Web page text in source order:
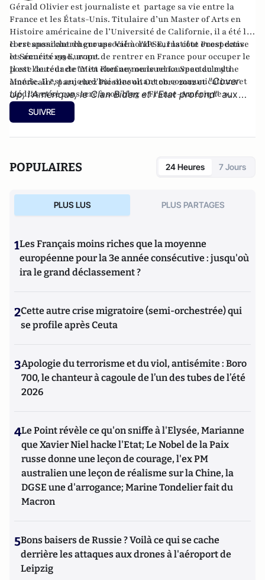
Gérald Olivier est journaliste et partage sa vie entre la
France et les États-Unis. Titulaire d’un Master of Arts en
Histoire américaine de l’Université de Californie, il a été le
correspondant du groupe Valmonde sur la côte ouest dans
les années 1990, avant de rentrer en France pour occuper le
poste de rédacteur en chef au mensuel Le Spectacle du
Monde. Il est aujourd'hui consultant en communications et
médias et se consacre à sonblog « France-Amérique ».
Il est aussi chercheur associé à l'IPSE, Institut Prospective
et Sécurité en Europe.
Il est l'auteur de"Mitt Romney ou le renouveau du mythe
américain", paru chez Picollec on Octobre 2012 et "Cover
Up, l'Amérique, le Clan Biden et l'Etat profond" aux
éditions Konfident.
SUIVRE
POPULAIRES 24 Heures 7 Jours
PLUS LUS PLUS PARTAGES
1Les Français moins riches que la moyenne
européenne pour la 3e année consécutive : jusqu'où
ira le grand déclassement ?
2Cette autre crise migratoire (semi-orchestrée) qui
se profile après Ceuta
3Apologie du terrorisme et du viol, antisémite : Boro
700, le chanteur à cagoule de l’un des tubes de l’été
2026
4Le Point révèle ce qu'on sniffe à l'Elysée, Marianne
que Xavier Niel hacke l'Etat; Le Nobel de la Paix
russe donne une leçon de courage, l'ex PM
australien une leçon de réalisme sur la Chine, la
DGSE une d'arrogance; Marine Tondelier fait du
Macron
5Bons baisers de Russie ? Voilà ce qui se cache
derrière les attaques aux drones à l'aéroport de
Leipzig